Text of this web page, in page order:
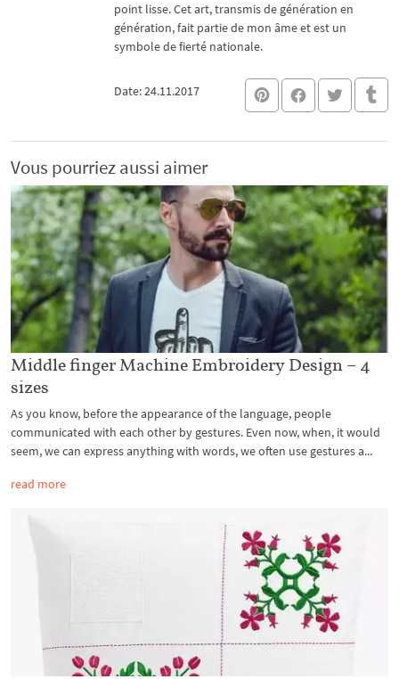
point lisse. Cet art, transmis de génération en
génération, fait partie de mon âme et est un
symbole de fierté nationale.
Date: 24.11.2017
Vous pourriez aussi aimer
Middle finger Machine Embroidery Design – 4
sizes
As you know, before the appearance of the language, people
communicated with each other by gestures. Even now, when, it would
seem, we can express anything with words, we often use gestures a...
read more